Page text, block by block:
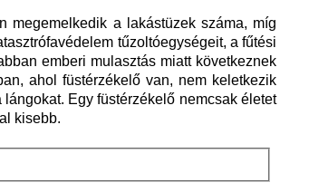
megemelkedik a lakástüzek száma, míg
tűzoltóegységeit, a fűtési
emberi mulasztás miatt következnek
ahol füstérzékelő van, nem keletkezik
Egy füstérzékelő nemcsak életet
kisebb.